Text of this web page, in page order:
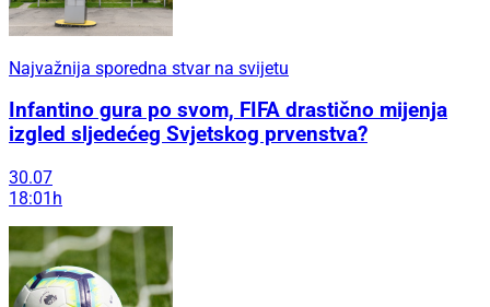
Najvažnija sporedna stvar na svijetu
Infantino gura po svom, FIFA drastično mijenja
izgled sljedećeg Svjetskog prvenstva?
30.07
18:01h